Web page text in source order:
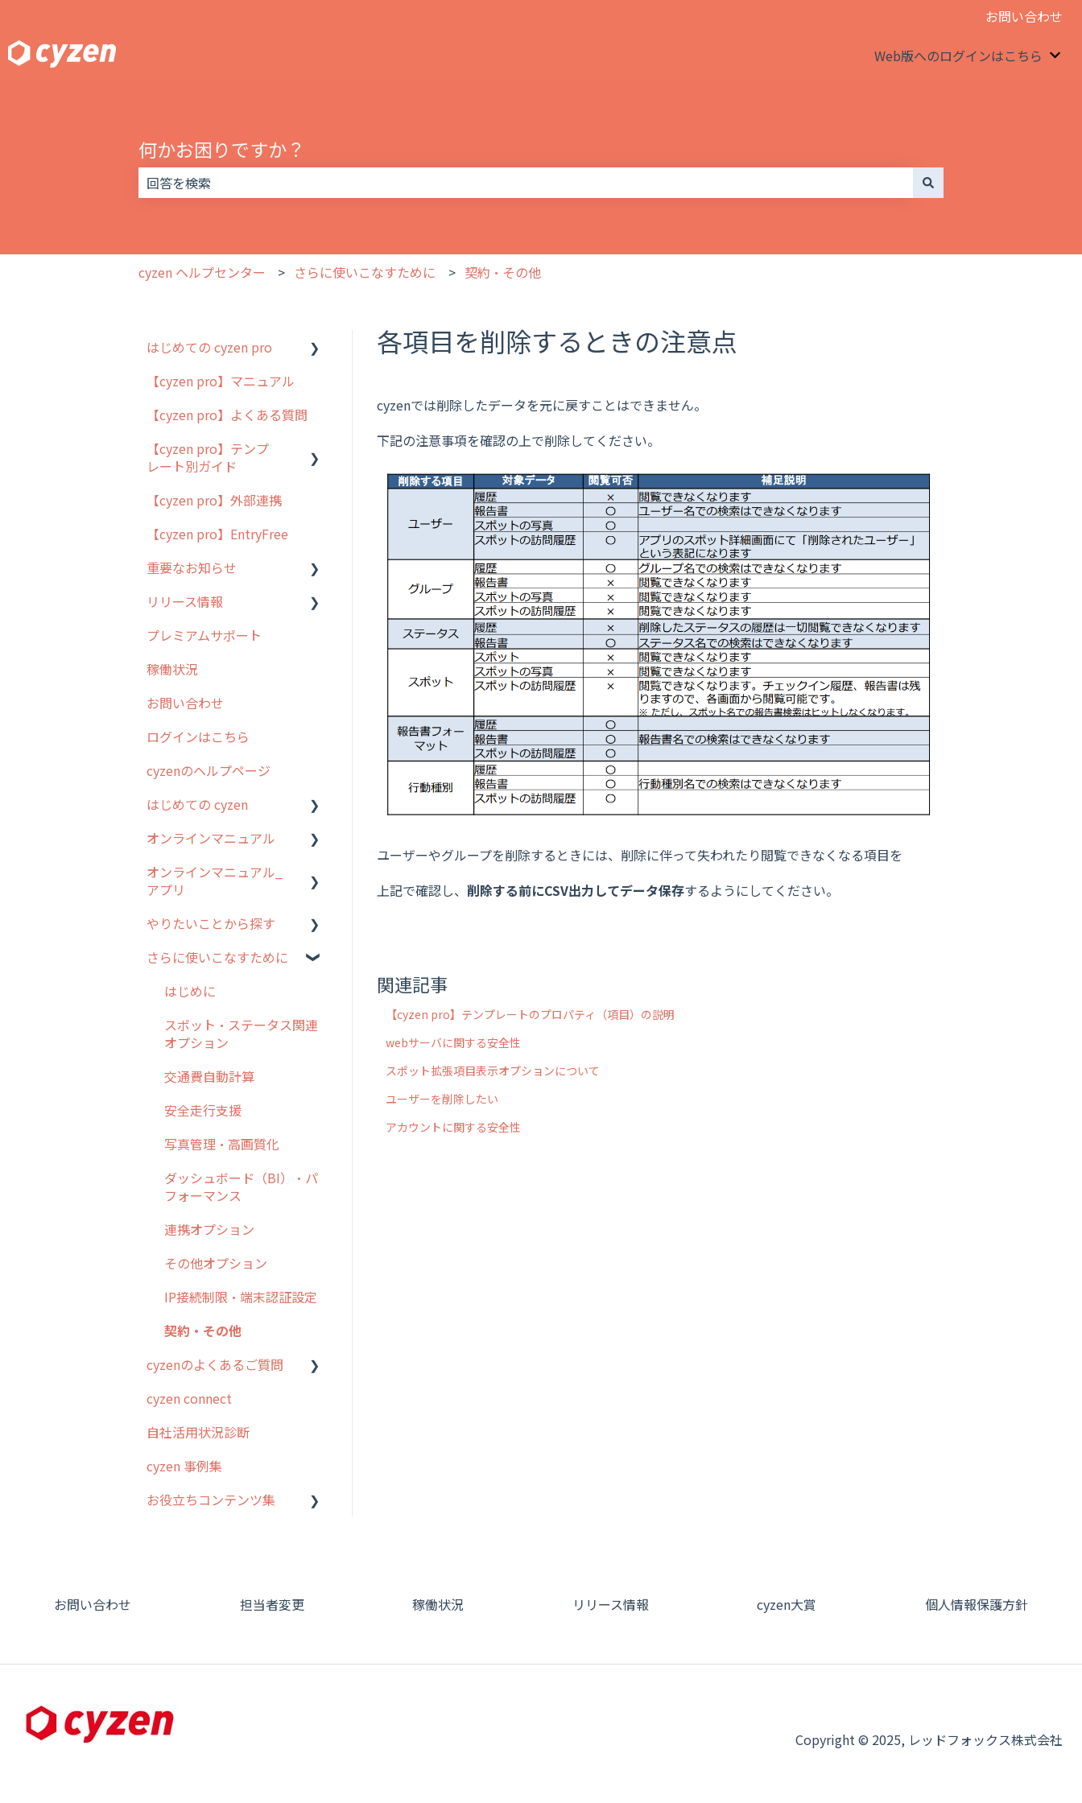
お問い合わせ
Web版へのログインはこちら
何かお困りですか？
cyzen ヘルプセンター さらに使いこなすために 契約・その他
各項目を削除するときの注意点
cyzenでは削除したデータを元に戻すことはできません。
下記の注意事項を確認の上で削除してください。
ユーザーやグループを削除するときには、削除に伴って失われたり閲覧できなくなる項目を
上記で確認し、 削除する前にCSV出力してデータ保存するようにしてください。
関連記事
【cyzen pro】テンプレートのプロパティ（項目）の説明
webサーバに関する安全性
スポット拡張項目表示オプションについて
ユーザーを削除したい
アカウントに関する安全性
はじめての cyzen pro
cyzen pro とは？
簡易マニュアル
cyzen proの位置情報取得
について
用語集
よくある質問
【cyzen pro】マニュアル
【cyzen pro】よくある質問
【cyzen pro】テンプ
レート別ガイド
ポスティング
ラウンダー
メンテナンス
外廻り営業
清掃
不動産
【cyzen pro】外部連携
【cyzen pro】EntryFree
重要なお知らせ
過去の重要なお知らせ
障害情報
リリース情報
リリース
2026年のリリース情報
2025年のリリース情報
2024年のリリース情報
2023年のリリース情報
過去のリリース
2019年までのリリース情
お客様の声を実現しました
プレミアムサポート
稼働状況
お問い合わせ
ログインはこちら
cyzenのヘルプページ
はじめての cyzen
0. はじめてのcyzenの使い
1. cyzenについて知ろう
2. 主要機能の概要
3. cyzenの位置情報取得に
ステム管理者編
テム管理者編
6. 基本的な使い方：ユー
問集
ための設定
10.ユーザー向けおすすめ
方法
オンラインマニュアル
管理サイトの使い始め
ステータス・主観
報告書・行動種別
勤怠管理
活動通知
パフォーマンス
オンラインマニュアル_
アプリ
アプリの使い始め
ホーム画面
スポット
報告閲覧
メッセージ
パフォーマンス
外部リンク
お知らせ
設定
やりたいことから探す
行動管理
勤怠管理
予定管理
メッセージ機能
活動通知
内線電話
商品
各種設定・ログイン
さらに使いこなすために
はじめに
スポット・ステータス関連
オプション
交通費自動計算
安全走行支援
写真管理・高画質化
ダッシュボード（BI）・パ
フォーマンス
連携オプション
その他オプション
IP接続制限・端末認証設定
契約・その他
cyzenのよくあるご質問
ログインについて
グループ・ユーザーについ
スポットについて
日報について
端末・設定について
cyzen connect
自社活用状況診断
cyzen 事例集
お役立ちコンテンツ集
ブ
お問い合わせ 担当者変更 稼働状況 リリース情報 cyzen大賞 個人情報保護方針
Copyright © 2025, レッドフォックス株式会社